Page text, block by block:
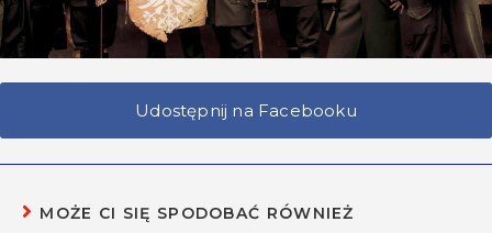
Udostępnij na Facebooku
MOŻE CI SIĘ SPODOBAĆ RÓWNIEŻ